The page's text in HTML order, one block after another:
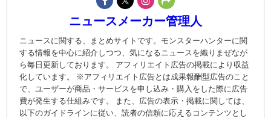
ニュースメーカー管理人
ニュースに関する、まとめサイトです。モンスターハンターに関
する情報を中心に紹介しつつ、気になるニュースを織りまぜなが
ら毎日更新しております。 アフィリエイト広告の掲載により収益
化しています。 ※アフィリエイト広告とは成果報酬型広告のこと
で、ユーザーが商品・サービスを申し込み・購入をした際に広告
費が発生する仕組みです。 また、広告の表示・掲載に関しては、
以下のガイドラインに従い、読者の信頼に応えるコンテンツとし